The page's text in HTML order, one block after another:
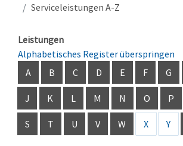
Serviceleistungen A-Z
Leistungen
Alphabetisches Register überspringen
A
B C D E F G
J K L M N O P
S T U V W X Y